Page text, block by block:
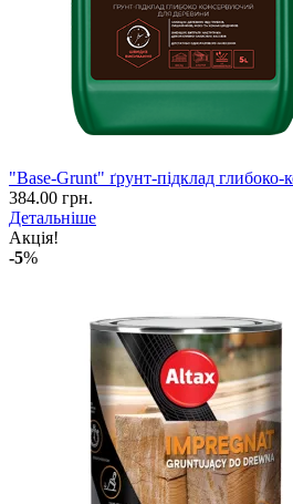
"Base-Grunt" ґрунт-підклад
384.00 грн.
Детальніше
Акція!
-5%